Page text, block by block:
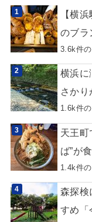
【横
のブラ
3.6k件
横浜に
さかり
1.6k件
天王町
ば”が
1.4k件
森探検
すめ「